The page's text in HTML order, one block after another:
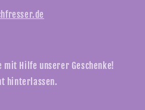
Hilfe unserer Geschenke!
hinterlassen.